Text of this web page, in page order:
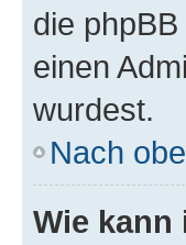
die
einen
wurdest.
Nach
Wie kann